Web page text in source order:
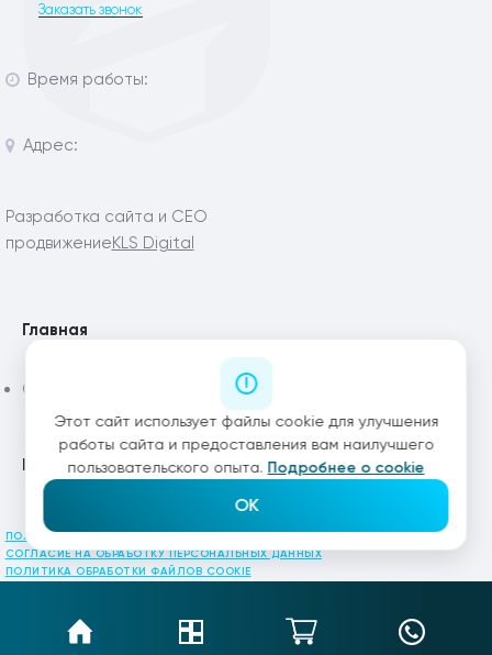
Заказать звонок
Время работы:
Адрес:
Разработка сайта и СЕО
продвижениеKLS Digital
Главная
Статьи
Каталог
ПОЛИТИКА КОНФИДЕНЦИАЛЬНОСТИ
СОГЛАСИЕ НА ОБРАБОТКУ ПЕРСОНАЛЬНЫХ ДАННЫХ
ПОЛИТИКА ОБРАБОТКИ ФАЙЛОВ COOKIE
Этот сайт использует файлы cookie для улучшения
работы сайта и предоставления вам наилучшего
пользовательского опыта. Подробнее о cookie
OK